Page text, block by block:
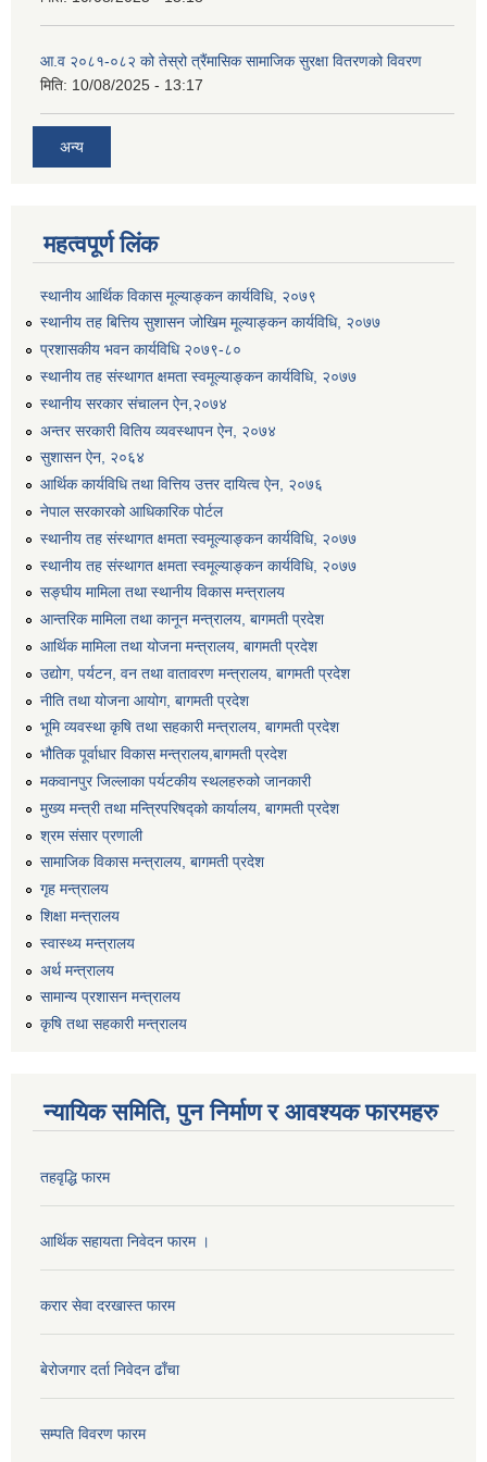
आ.व २०८१-०८२ को तेस्रो त्रैंमासिक सामाजिक सुरक्षा वितरणको विवरण
मिति: 10/08/2025 - 13:17
अन्य
महत्वपूर्ण लिंक
स्थानीय आर्थिक विकास मूल्याङ्कन कार्यविधि, २०७९
स्थानीय तह बित्तिय सुशासन जोखिम मूल्याङ्कन कार्यविधि, २०७७
प्रशासकीय भवन कार्यविधि २०७९-८०
स्थानीय तह संस्थागत क्षमता स्वमूल्याङ्कन कार्यविधि, २०७७
स्थानीय सरकार संचालन ऐन,२०७४
अन्तर सरकारी वितिय व्यवस्थापन ऐन, २०७४
सुशासन ऐन, २०६४
आर्थिक कार्यविधि तथा वित्तिय उत्तर दायित्व ऐन, २०७६
नेपाल सरकारको आधिकारिक पोर्टल
स्थानीय तह संस्थागत क्षमता स्वमूल्याङ्कन कार्यविधि, २०७७
स्थानीय तह संस्थागत क्षमता स्वमूल्याङ्कन कार्यविधि, २०७७
सङ्घीय मामिला तथा स्थानीय विकास मन्त्रालय
आन्तरिक मामिला तथा कानून मन्त्रालय, बागमती प्रदेश
आर्थिक मामिला तथा योजना मन्त्रालय, बागमती प्रदेश
उद्योग, पर्यटन, वन तथा वातावरण मन्त्रालय, बागमती प्रदेश
नीति तथा योजना आयोग, बागमती प्रदेश
भूमि व्यवस्था कृषि तथा सहकारी मन्त्रालय, बागमती प्रदेश
भौतिक पूर्वाधार विकास मन्त्रालय,बागमती प्रदेश
मकवानपुर जिल्लाका पर्यटकीय स्थलहरुको जानकारी
मुख्य मन्त्री तथा मन्त्रिपरिषद्को कार्यालय, बागमती प्रदेश
श्रम संसार प्रणाली
सामाजिक विकास मन्त्रालय, बागमती प्रदेश
गृह मन्त्रालय
शिक्षा मन्त्रालय
स्वास्थ्य मन्त्रालय
अर्थ मन्त्रालय
सामान्य प्रशासन मन्त्रालय
कृषि तथा सहकारी मन्त्रालय
न्यायिक समिति, पुन निर्माण र आवश्यक फारमहरु
तहवृद्धि फारम
आर्थिक सहायता निवेदन फारम ।
करार सेवा दरखास्त फारम
बेरोजगार दर्ता निवेदन ढाँचा
सम्पति विवरण फारम